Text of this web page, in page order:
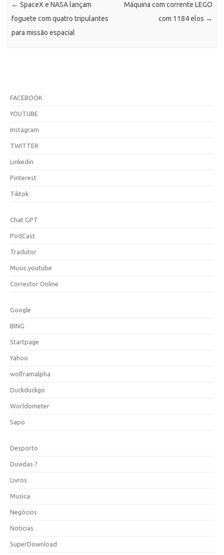
← SpaceX e NASA lançam
foguete com quatro tripulantes
para missão espacial
Máquina com corrente LEGO
com 1184 elos →
FACEBOOK
YOUTUBE
Instagram
TWITTER
Linkedin
Pinterest
Tiktok
Chat GPT
PodCast
Tradutor
Music.youtube
Corrector Online
Google
BING
Startpage
Yahoo
wolframalpha
Duckduckgo
Worldometer
Sapo
Desporto
Duvidas ?
Livros
Musica
Negócios
Noticias
SuperDownload